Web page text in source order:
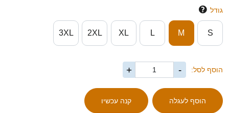
גודל
S
M
L
XL
2XL
3XL
הוסף לסל: -
+